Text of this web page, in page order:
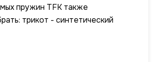
пружин TFK также
трикот - синтетический